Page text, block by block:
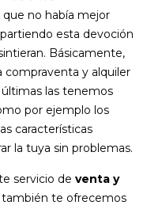
no había mejor
esta devoción
Básicamente,
compraventa y alquiler
últimas las tenemos
por ejemplo los
características
la tuya sin problemas.
servicio de venta y
también te ofrecemos